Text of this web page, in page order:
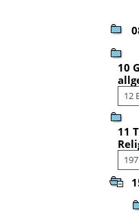
10
12
11